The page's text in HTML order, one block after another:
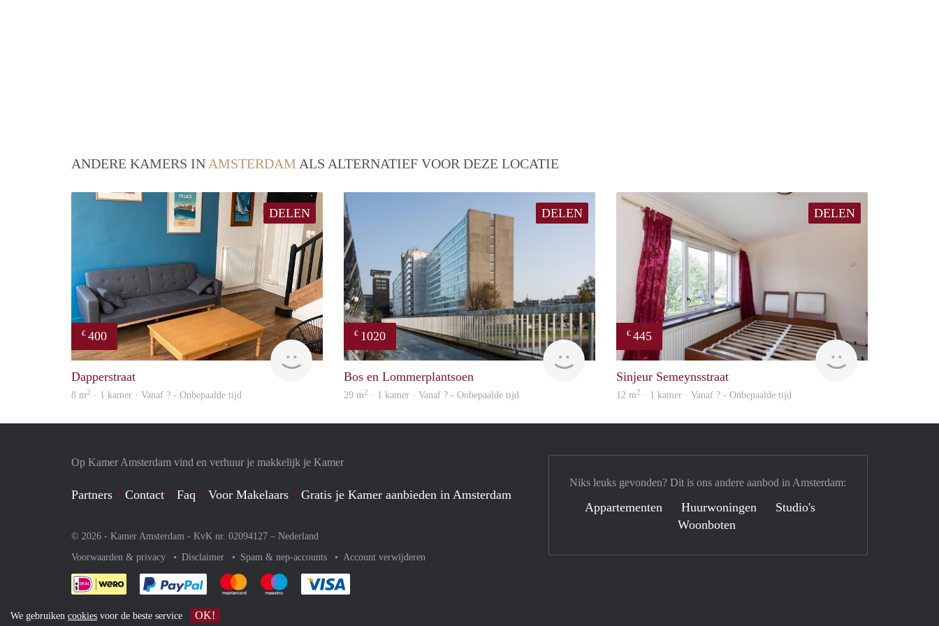
ANDERE KAMERS IN AMSTERDAM ALS ALTERNATIEF VOOR DEZE LOCATIE
DELEN
€ 400
finder
Dapperstraat
8 m2 · 1 kamer · Vanaf ? - Onbepaalde tijd
DELEN
€ 1020
finder
Bos en Lommerplantsoen
29 m2 · 1 kamer · Vanaf ? - Onbepaalde tijd
DELEN
€ 445
finder
Sinjeur Semeynsstraat
12 m2 · 1 kamer · Vanaf ? - Onbepaalde tijd
Op Kamer Amsterdam vind en verhuur je makkelijk je Kamer
Partners Contact Faq Voor Makelaars Gratis je Kamer aanbieden in Amsterdam
© 2026 - Kamer Amsterdam - KvK nr. 02094127 – Nederland
Voorwaarden & privacy
Disclaimer Spam & nep-accounts Account verwijderen
Je rekent gemakkelijk af met Paypal
Je rekent gemakkelijk af met Mastercard
Je rekent gemakkelijk af met Meastro
Niks leuks gevonden? Dit is ons andere aanbod in Amsterdam:
Appartementen Huurwoningen
Studio's
Woonboten
We gebruiken cookies voor de beste service OK!